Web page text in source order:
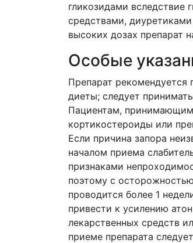
гликозидами
средствами,
высоких дозах препарат
Особые
Препарат рекомендуется
диеты; следует
Пациентам, принимающим
кортикостероиды или
Если причина запора
началом приема
признаками
поэтому с
проводится более 1
привести к усилению
лекарственных средств
приеме препарата